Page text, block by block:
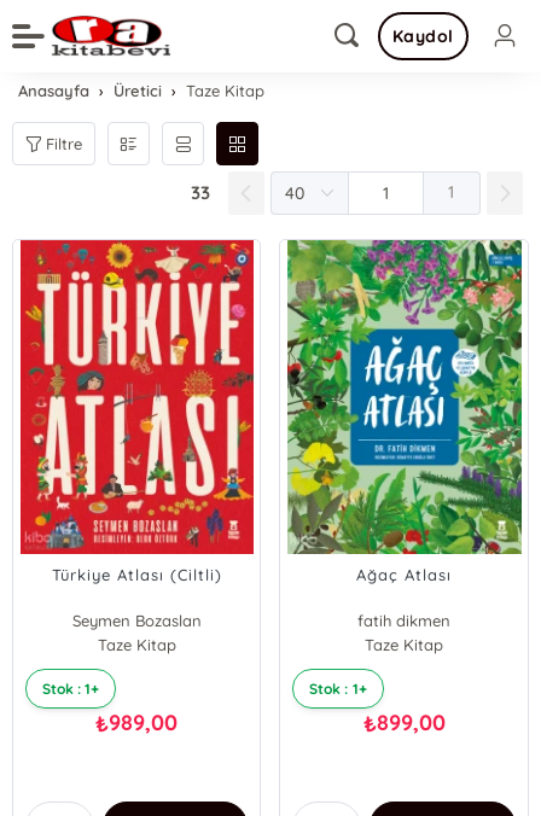
Kaydol
Anasayfa Üretici Taze Kitap
Filtre
33 1
Türkiye Atlası (Ciltli)
Seymen Bozaslan
Taze Kitap
Stok : 1+
₺989,00
Ağaç Atlası
fatih dikmen
Taze Kitap
Stok : 1+
₺899,00